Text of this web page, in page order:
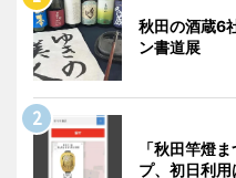
秋田の酒蔵6
ン書道展
「秋田竿燈
プ、初日利